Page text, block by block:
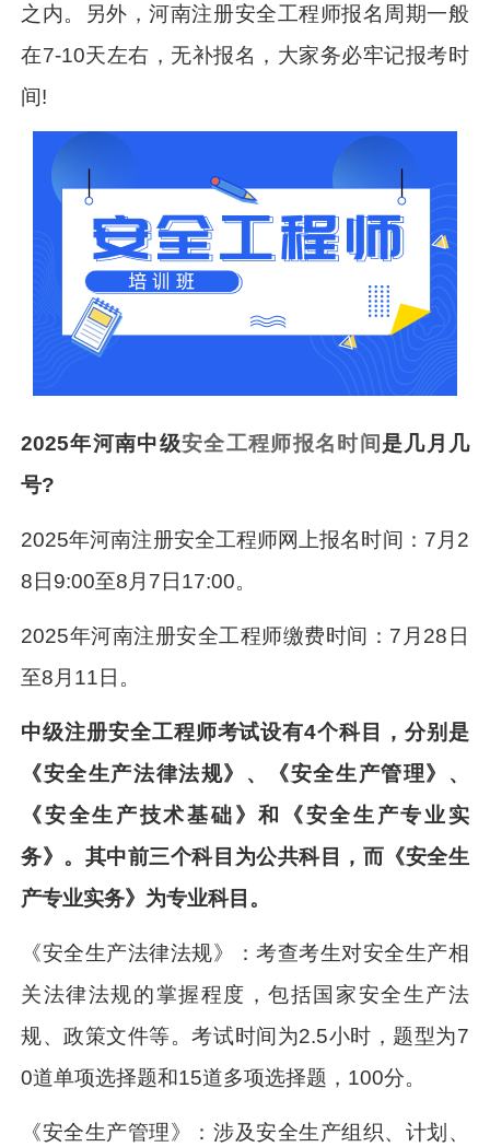
之内。另外，河南注册安全工程师报名周期一般
在7-10天左右，无补报名，大家务必牢记报考时
间!
2025年河南中级安全工程师报名时间 是几月几
号?
2025年河南注册安全工程师网上报名时间：7月2
8日9:00至8月7日17:00。
2025年河南注册安全工程师缴费时间：7月28日
至8月11日。
中级注册安全工程师考试设有4个科目，分别是
《安全生产法律法规》、《安全生产管理》、
《安全生产技术基础》和《安全生产专业实
务》。其中前三个科目为公共科目，而《安全生
产专业实务》为专业科目。
《安全生产法律法规》：考查考生对安全生产相
关法律法规的掌握程度，包括国家安全生产法
规、政策文件等。考试时间为2.5小时，题型为7
0道单项选择题和15道多项选择题，100分。
《安全生产管理》：涉及安全生产组织、计划、